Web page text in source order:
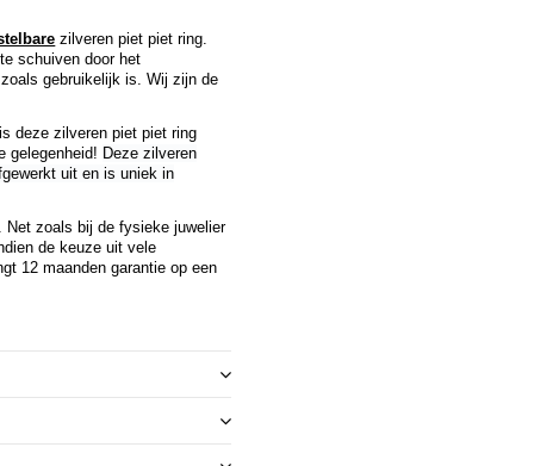
zilveren piet piet ring.
schuiven door het
gebruikelijk is. Wij zijn de
deze zilveren piet piet ring
gelegenheid! Deze zilveren
uit en is uniek in
Net zoals bij de fysieke juwelier
de keuze uit vele
12 maanden garantie op een